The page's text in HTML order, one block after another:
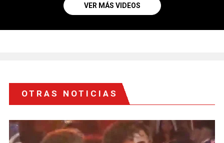
VER MÁS VIDEOS
OTRAS NOTICIAS